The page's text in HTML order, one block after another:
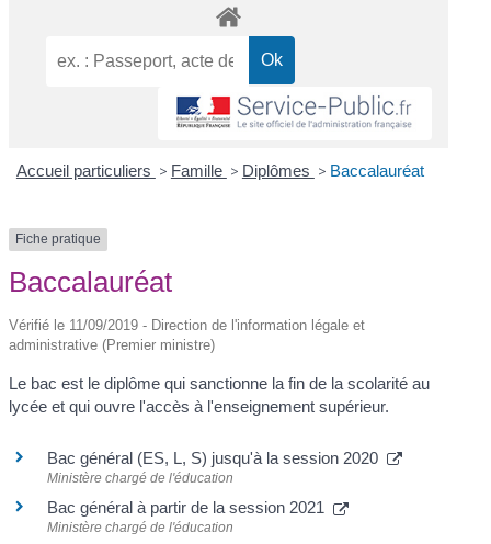
Accueil particuliers > Famille > Diplômes > Baccalauréat
Fiche pratique
Baccalauréat
Vérifié le 11/09/2019 - Direction de l'information légale et
administrative (Premier ministre)
Le bac est le diplôme qui sanctionne la fin de la scolarité au
lycée et qui ouvre l'accès à l'enseignement supérieur.
Bac général (ES, L, S) jusqu'à la session 2020
Ministère chargé de l'éducation
Bac général à partir de la session 2021
Ministère chargé de l'éducation